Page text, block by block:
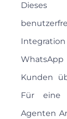
Kunden
Für eine
Agenten